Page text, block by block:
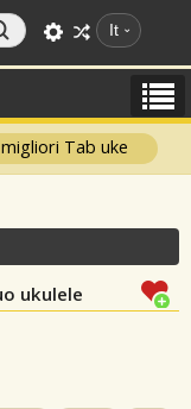
It
Tab uke
ukulele